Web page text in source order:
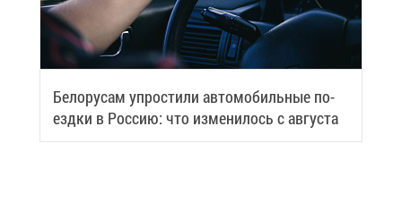
Бе­ло­ру­сам упро­сти­ли ав­то­мо­биль­ные по­
езд­ки в Рос­сию: что из­ме­ни­лось с ав­гу­ста